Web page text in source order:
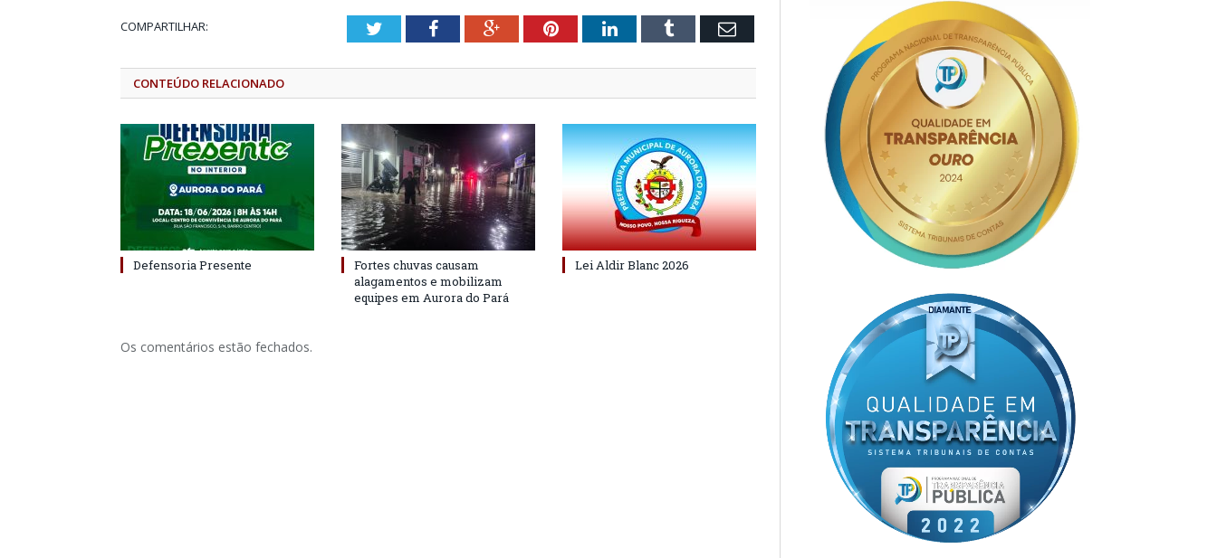
COMPARTILHAR: TwitterFacebookGoogle+PinterestLinkedInTumblr Email
CONTEÚDO RELACIONADO
Defensoria Presente
Fortes chuvas causam
alagamentos e mobilizam
equipes em Aurora do Pará
Lei Aldir Blanc 2026
Os comentários estão fechados.